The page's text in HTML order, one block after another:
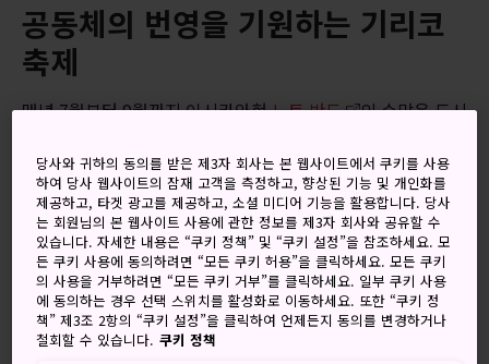
공동체의 번영을 기원하는 기리코
축제
매년 7월부터 9월까지 이시카와현노토 반도
의 수많은 도시
니다. 공들여 장식한 커다란 등불 모양 수레가 온 마을을 통과
하며 행진하고, 이동식 신사에 불을 붙인 다음 바다로 던지는
순서를 거치며 흥분은 최고조에 달합니다. 수레를 태우는 불이
주민의 걱정거리와 불행도 함께 태워버린다고 합니다.
놓치지 마세요
당사와 귀하의 동의를 받은 제3자 회사는 본 웹사이트에서 쿠키를 사용
하여 당사 웹사이트의 잠재 고객을 측정하고, 향상된 기능 및 개인화를
제공하고, 타겟 광고를 제공하고, 소셜 미디어 기능을 활용합니다. 당사
는 회원님의 본 웹사이트 사용에 관한 정보를 제3자 회사와 공유할 수
있습니다. 자세한 내용은 “쿠키 정책” 및 “쿠키 설정”을 참조하세요. 모
든 쿠키 사용에 동의하려면 “모든 쿠키 허용”을 클릭하세요. 모든 쿠키
의 사용을 거부하려면 “모든 쿠키 거부”를 클릭하세요. 일부 쿠키 사용
에 동의하는 경우 선택 스위치를 활성화로 이동하세요. 또한 “쿠키 정
책” 제3조 2항의 “쿠키 설정”을 클릭하여 언제든지 동의를 변경하거나
철회할 수 있습니다. 쿠키 정책